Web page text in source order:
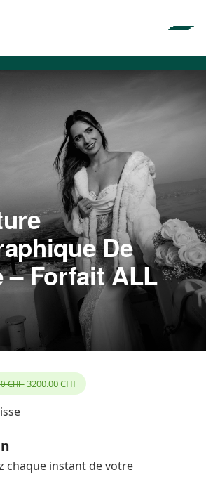
De
– Forfait ALL
CHF 3200.00CHF
chaque instant de votre